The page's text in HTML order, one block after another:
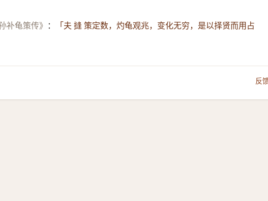
补龟策传》 ：
「夫 摓 策定数，灼龟观兆，变化无穷，是以择贤而用占
反